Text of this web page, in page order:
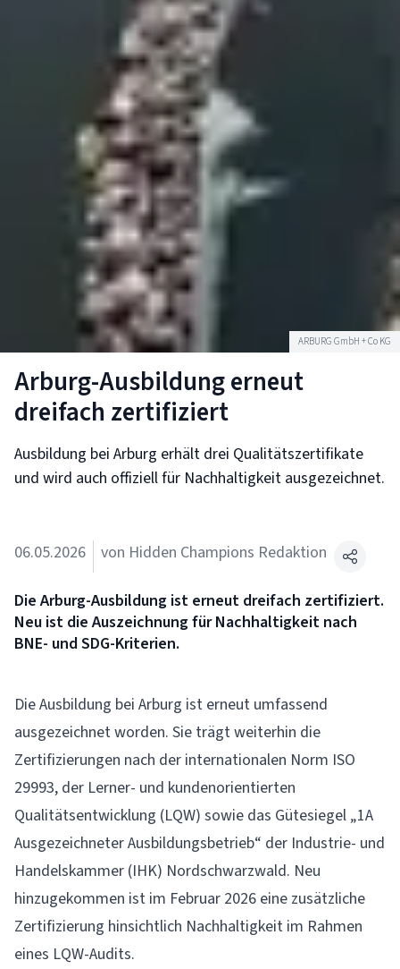
ARBURG GmbH + Co KG
Arburg-Ausbildung erneut
dreifach zertifiziert
Ausbildung bei Arburg erhält drei Qualitätszertifikate
und wird auch offiziell für Nachhaltigkeit ausgezeichnet.
06.05.2026 von Hidden Champions Redaktion
Die Arburg-Ausbildung ist erneut dreifach zertifiziert.
Neu ist die Auszeichnung für Nachhaltigkeit nach
BNE- und SDG-Kriterien.
Die Ausbildung bei Arburg ist erneut umfassend
ausgezeichnet worden. Sie trägt weiterhin die
Zertifizierungen nach der internationalen Norm ISO
29993, der Lerner- und kundenorientierten
Qualitätsentwicklung (LQW) sowie das Gütesiegel „1A
Ausgezeichneter Ausbildungsbetrieb“ der Industrie- und
Handelskammer (IHK) Nordschwarzwald. Neu
hinzugekommen ist im Februar 2026 eine zusätzliche
Zertifizierung hinsichtlich Nachhaltigkeit im Rahmen
eines LQW-Audits.